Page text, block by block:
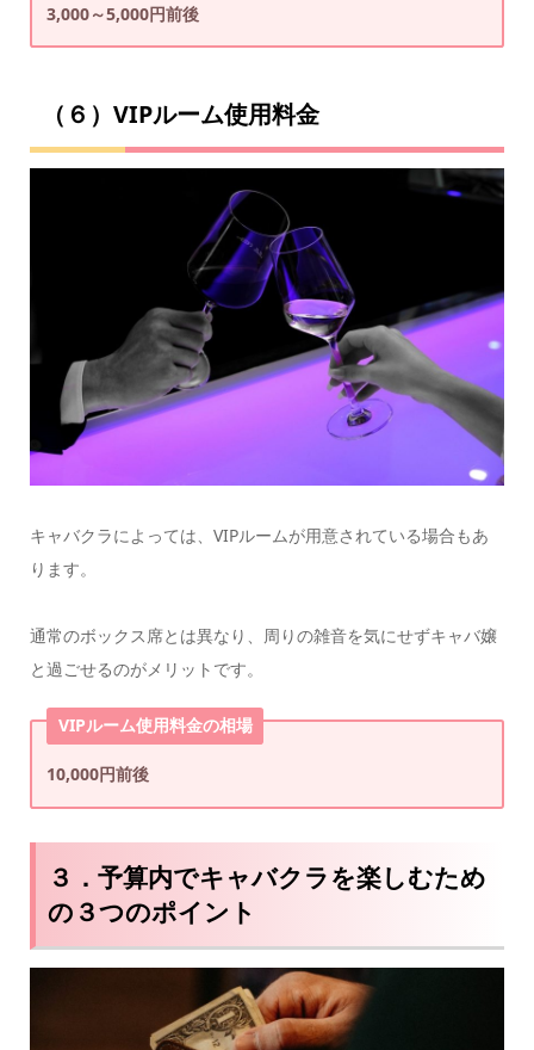
3,000～5,000円前後
（６）VIPルーム使用料金
キャバクラによっては、VIPルームが用意されている場合もあ
ります。
通常のボックス席とは異なり、周りの雑音を気にせずキャバ嬢
と過ごせるのがメリットです。
VIPルーム使用料金の相場
10,000円前後
３．予算内でキャバクラを楽しむため
の３つのポイント